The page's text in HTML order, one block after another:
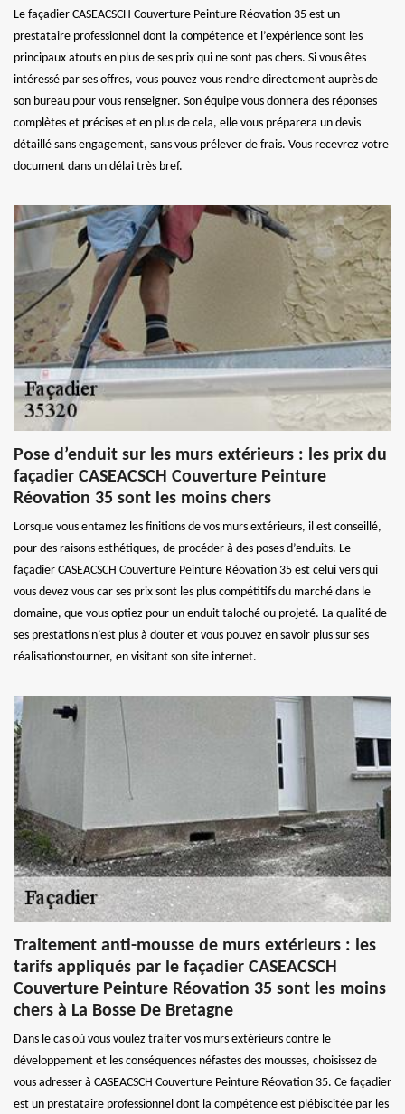
Le façadier CASEACSCH Couverture Peinture Réovation 35 est un
prestataire professionnel dont la compétence et l’expérience sont les
principaux atouts en plus de ses prix qui ne sont pas chers. Si vous êtes
intéressé par ses offres, vous pouvez vous rendre directement auprès de
son bureau pour vous renseigner. Son équipe vous donnera des réponses
complètes et précises et en plus de cela, elle vous préparera un devis
détaillé sans engagement, sans vous prélever de frais. Vous recevrez votre
document dans un délai très bref.
Pose d’enduit sur les murs extérieurs : les prix du
façadier CASEACSCH Couverture Peinture
Réovation 35 sont les moins chers
Lorsque vous entamez les finitions de vos murs extérieurs, il est conseillé,
pour des raisons esthétiques, de procéder à des poses d’enduits. Le
façadier CASEACSCH Couverture Peinture Réovation 35 est celui vers qui
vous devez vous car ses prix sont les plus compétitifs du marché dans le
domaine, que vous optiez pour un enduit taloché ou projeté. La qualité de
ses prestations n’est plus à douter et vous pouvez en savoir plus sur ses
réalisationstourner, en visitant son site internet.
Traitement anti-mousse de murs extérieurs : les
tarifs appliqués par le façadier CASEACSCH
Couverture Peinture Réovation 35 sont les moins
chers à La Bosse De Bretagne
Dans le cas où vous voulez traiter vos murs extérieurs contre le
développement et les conséquences néfastes des mousses, choisissez de
vous adresser à CASEACSCH Couverture Peinture Réovation 35. Ce façadier
est un prestataire professionnel dont la compétence est plébiscitée par les